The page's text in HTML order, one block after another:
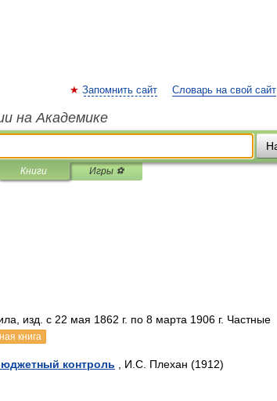
Запомнить сайт Словарь на свой сайт
на Академике
Книги Игры ⚽
изд. с 22 мая 1862 г. по 8 марта 1906 г. Частные
книга
контроль , И.С. Плехан (1912)